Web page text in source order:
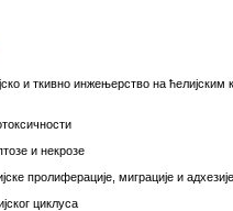
и ткивно инжењерство на ћелијским
и некрозе
пролиферације, миграције и адхезије
циклуса